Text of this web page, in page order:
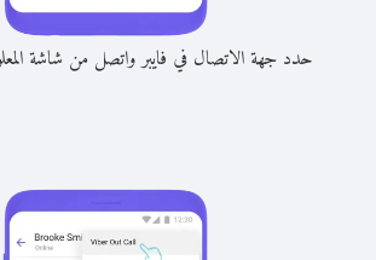
حدد جهة الاتصال في فايبر واتصل من شاشة